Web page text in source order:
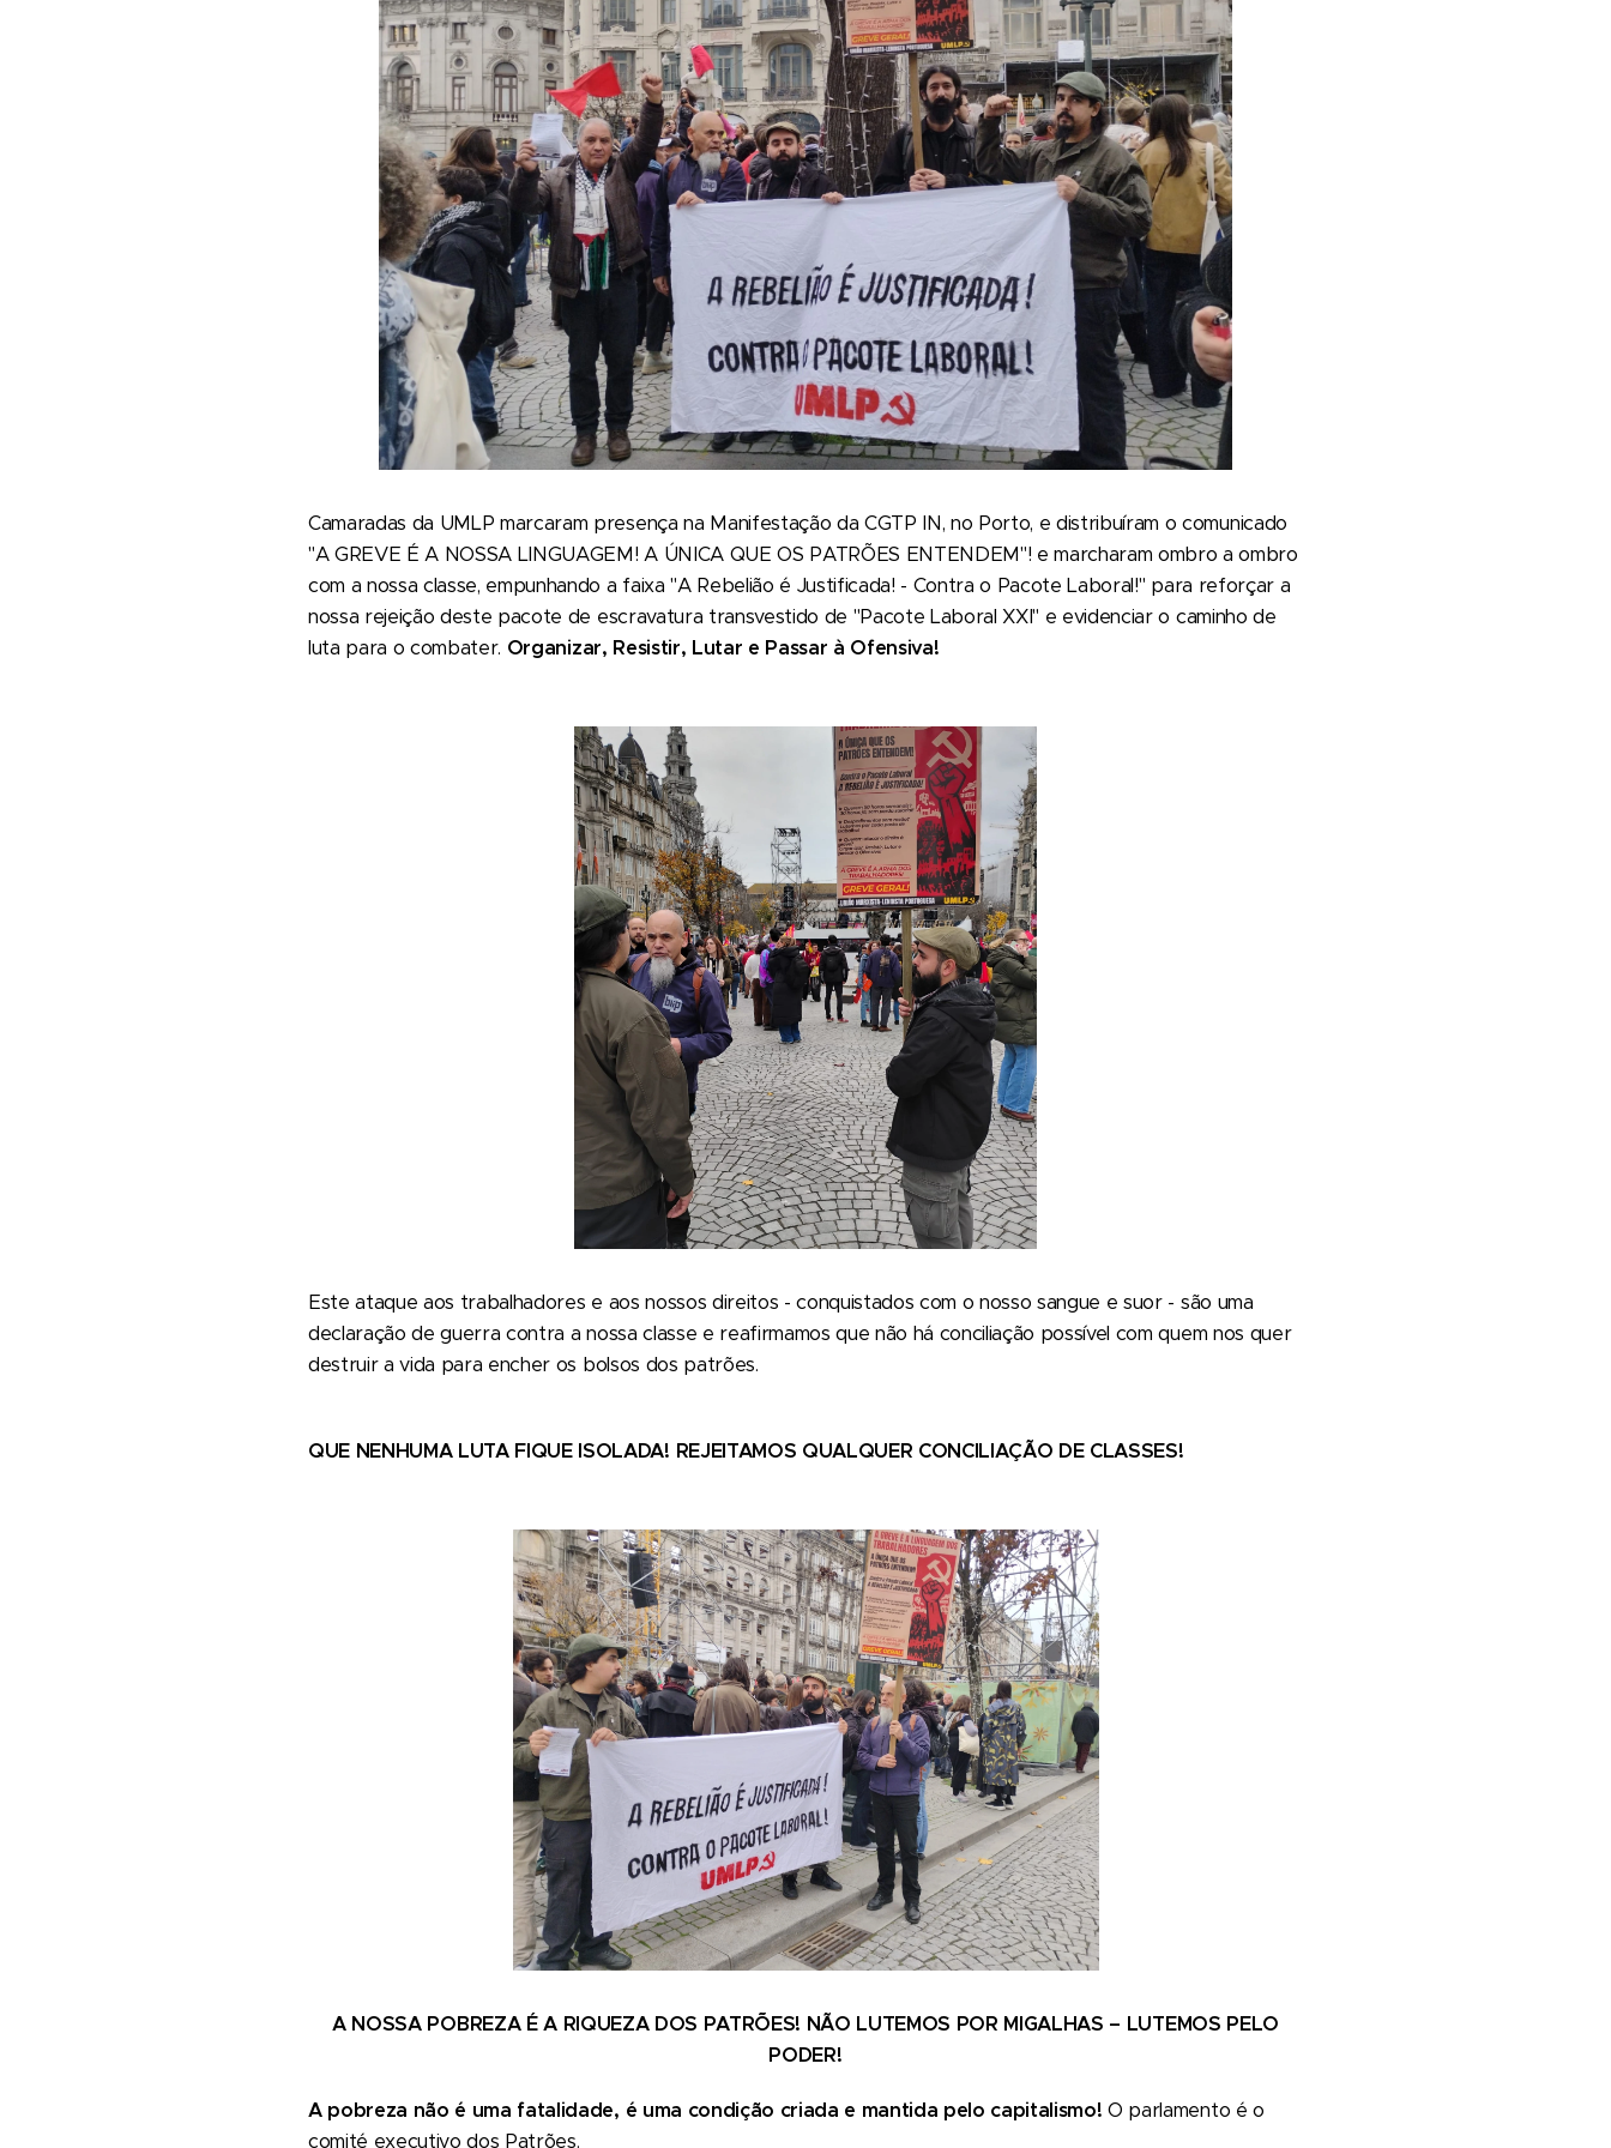
Camaradas da UMLP marcaram presença na Manifestação da CGTP IN, no Porto, e distribuíram o comunicado
"A GREVE É A NOSSA LINGUAGEM! A ÚNICA QUE OS PATRÕES ENTENDEM"! e marcharam ombro a ombro
com a nossa classe, empunhando a faixa "A Rebelião é Justificada! - Contra o Pacote Laboral!" para reforçar a
nossa rejeição deste pacote de escravatura transvestido de "Pacote Laboral XXI" e evidenciar o caminho de
luta para o combater. Organizar, Resistir, Lutar e Passar à Ofensiva!
Este ataque aos trabalhadores e aos nossos direitos - conquistados com o nosso sangue e suor - são uma
declaração de guerra contra a nossa classe e reafirmamos que não há conciliação possível com quem nos quer
destruir a vida para encher os bolsos dos patrões.
QUE NENHUMA LUTA FIQUE ISOLADA! REJEITAMOS QUALQUER CONCILIAÇÃO DE CLASSES!
A NOSSA POBREZA É A RIQUEZA DOS PATRÕES! NÃO LUTEMOS POR MIGALHAS – LUTEMOS PELO
PODER!
A pobreza não é uma fatalidade, é uma condição criada e mantida pelo capitalismo!O parlamento é o
comité executivo dos Patrões.